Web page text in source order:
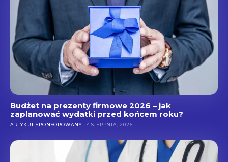
Budżet na prezenty firmowe 2026 – jak
zaplanować wydatki przed końcem roku?
ARTYKUŁ SPONSOROWANY 4 SIERPNIA, 2026